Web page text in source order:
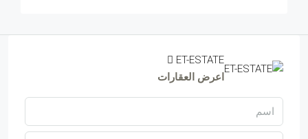
ET-ESTATE
اعرض العقارات